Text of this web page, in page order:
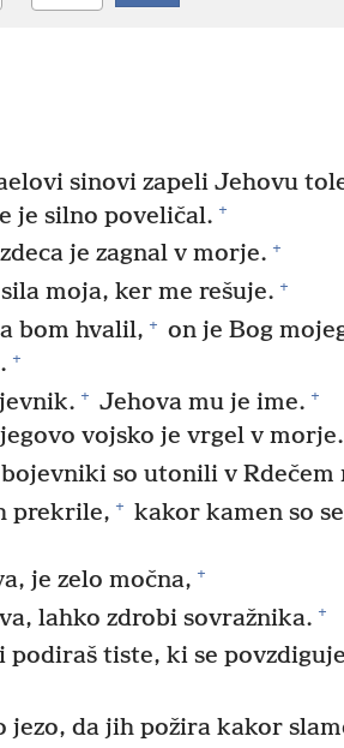
sinovi zapeli Jehovu
je silno poveličal. +
je zagnal v morje. +
moja, ker me rešuje. +
bom hvalil, + on je Bog
+
+ Jehova mu je ime. +
vojsko je vrgel v morje.
so utonili v Rdečem
prekrile, + kakor kamen so
je zelo močna, +
lahko zdrobi sovražnika. +
podiraš tiste, ki se
jezo, da jih požira kakor